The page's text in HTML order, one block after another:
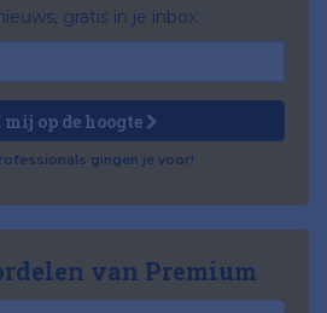
gratis in je inbox
mij op de hoogte
gingen je voor!
van Premium